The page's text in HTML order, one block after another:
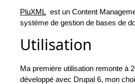
PluXML est un Content
système de gestion de bases de
Utilisation
Ma première utilisation remonte à
développé avec Drupal 6, mon